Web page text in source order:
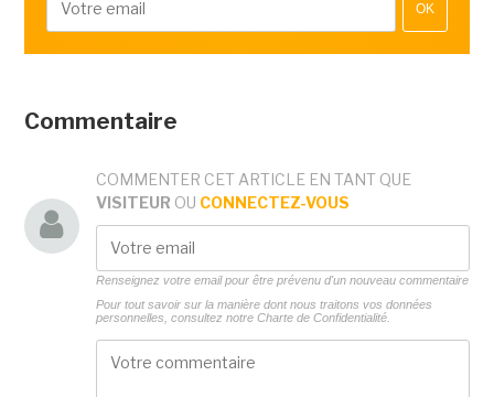
OK
Commentaire
COMMENTER CET ARTICLE EN TANT QUE
VISITEUR OU CONNECTEZ-VOUS
Renseignez votre email pour être prévenu d'un nouveau commentaire
Pour tout savoir sur la manière dont nous traitons vos données
personnelles, consultez notre Charte de Confidentialité.